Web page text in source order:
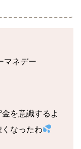
マネデー
を意識するよ
なったわ